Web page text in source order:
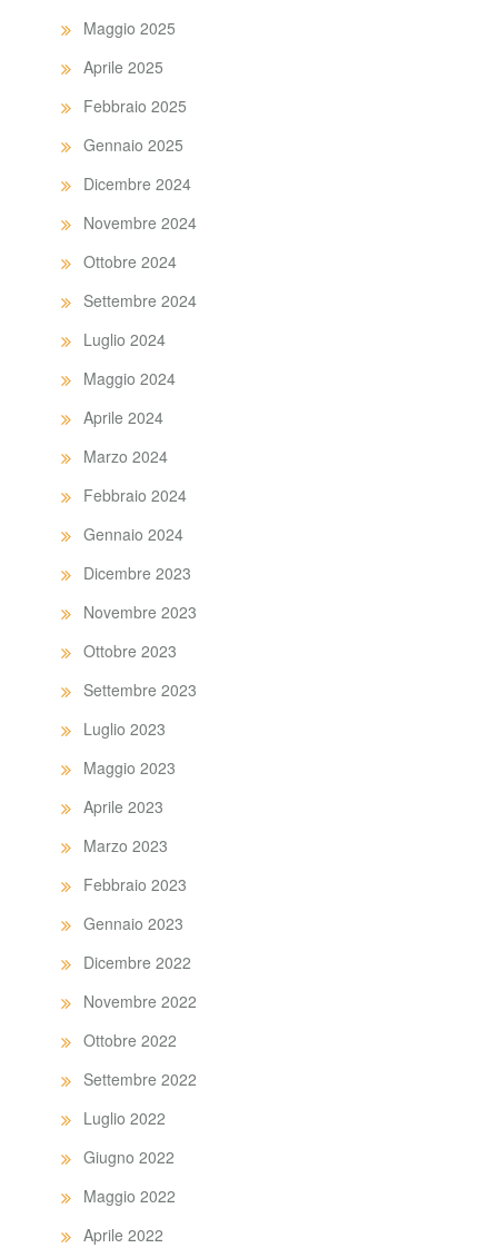
Maggio 2025
Aprile 2025
Febbraio 2025
Gennaio 2025
Dicembre 2024
Novembre 2024
Ottobre 2024
Settembre 2024
Luglio 2024
Maggio 2024
Aprile 2024
Marzo 2024
Febbraio 2024
Gennaio 2024
Dicembre 2023
Novembre 2023
Ottobre 2023
Settembre 2023
Luglio 2023
Maggio 2023
Aprile 2023
Marzo 2023
Febbraio 2023
Gennaio 2023
Dicembre 2022
Novembre 2022
Ottobre 2022
Settembre 2022
Luglio 2022
Giugno 2022
Maggio 2022
Aprile 2022